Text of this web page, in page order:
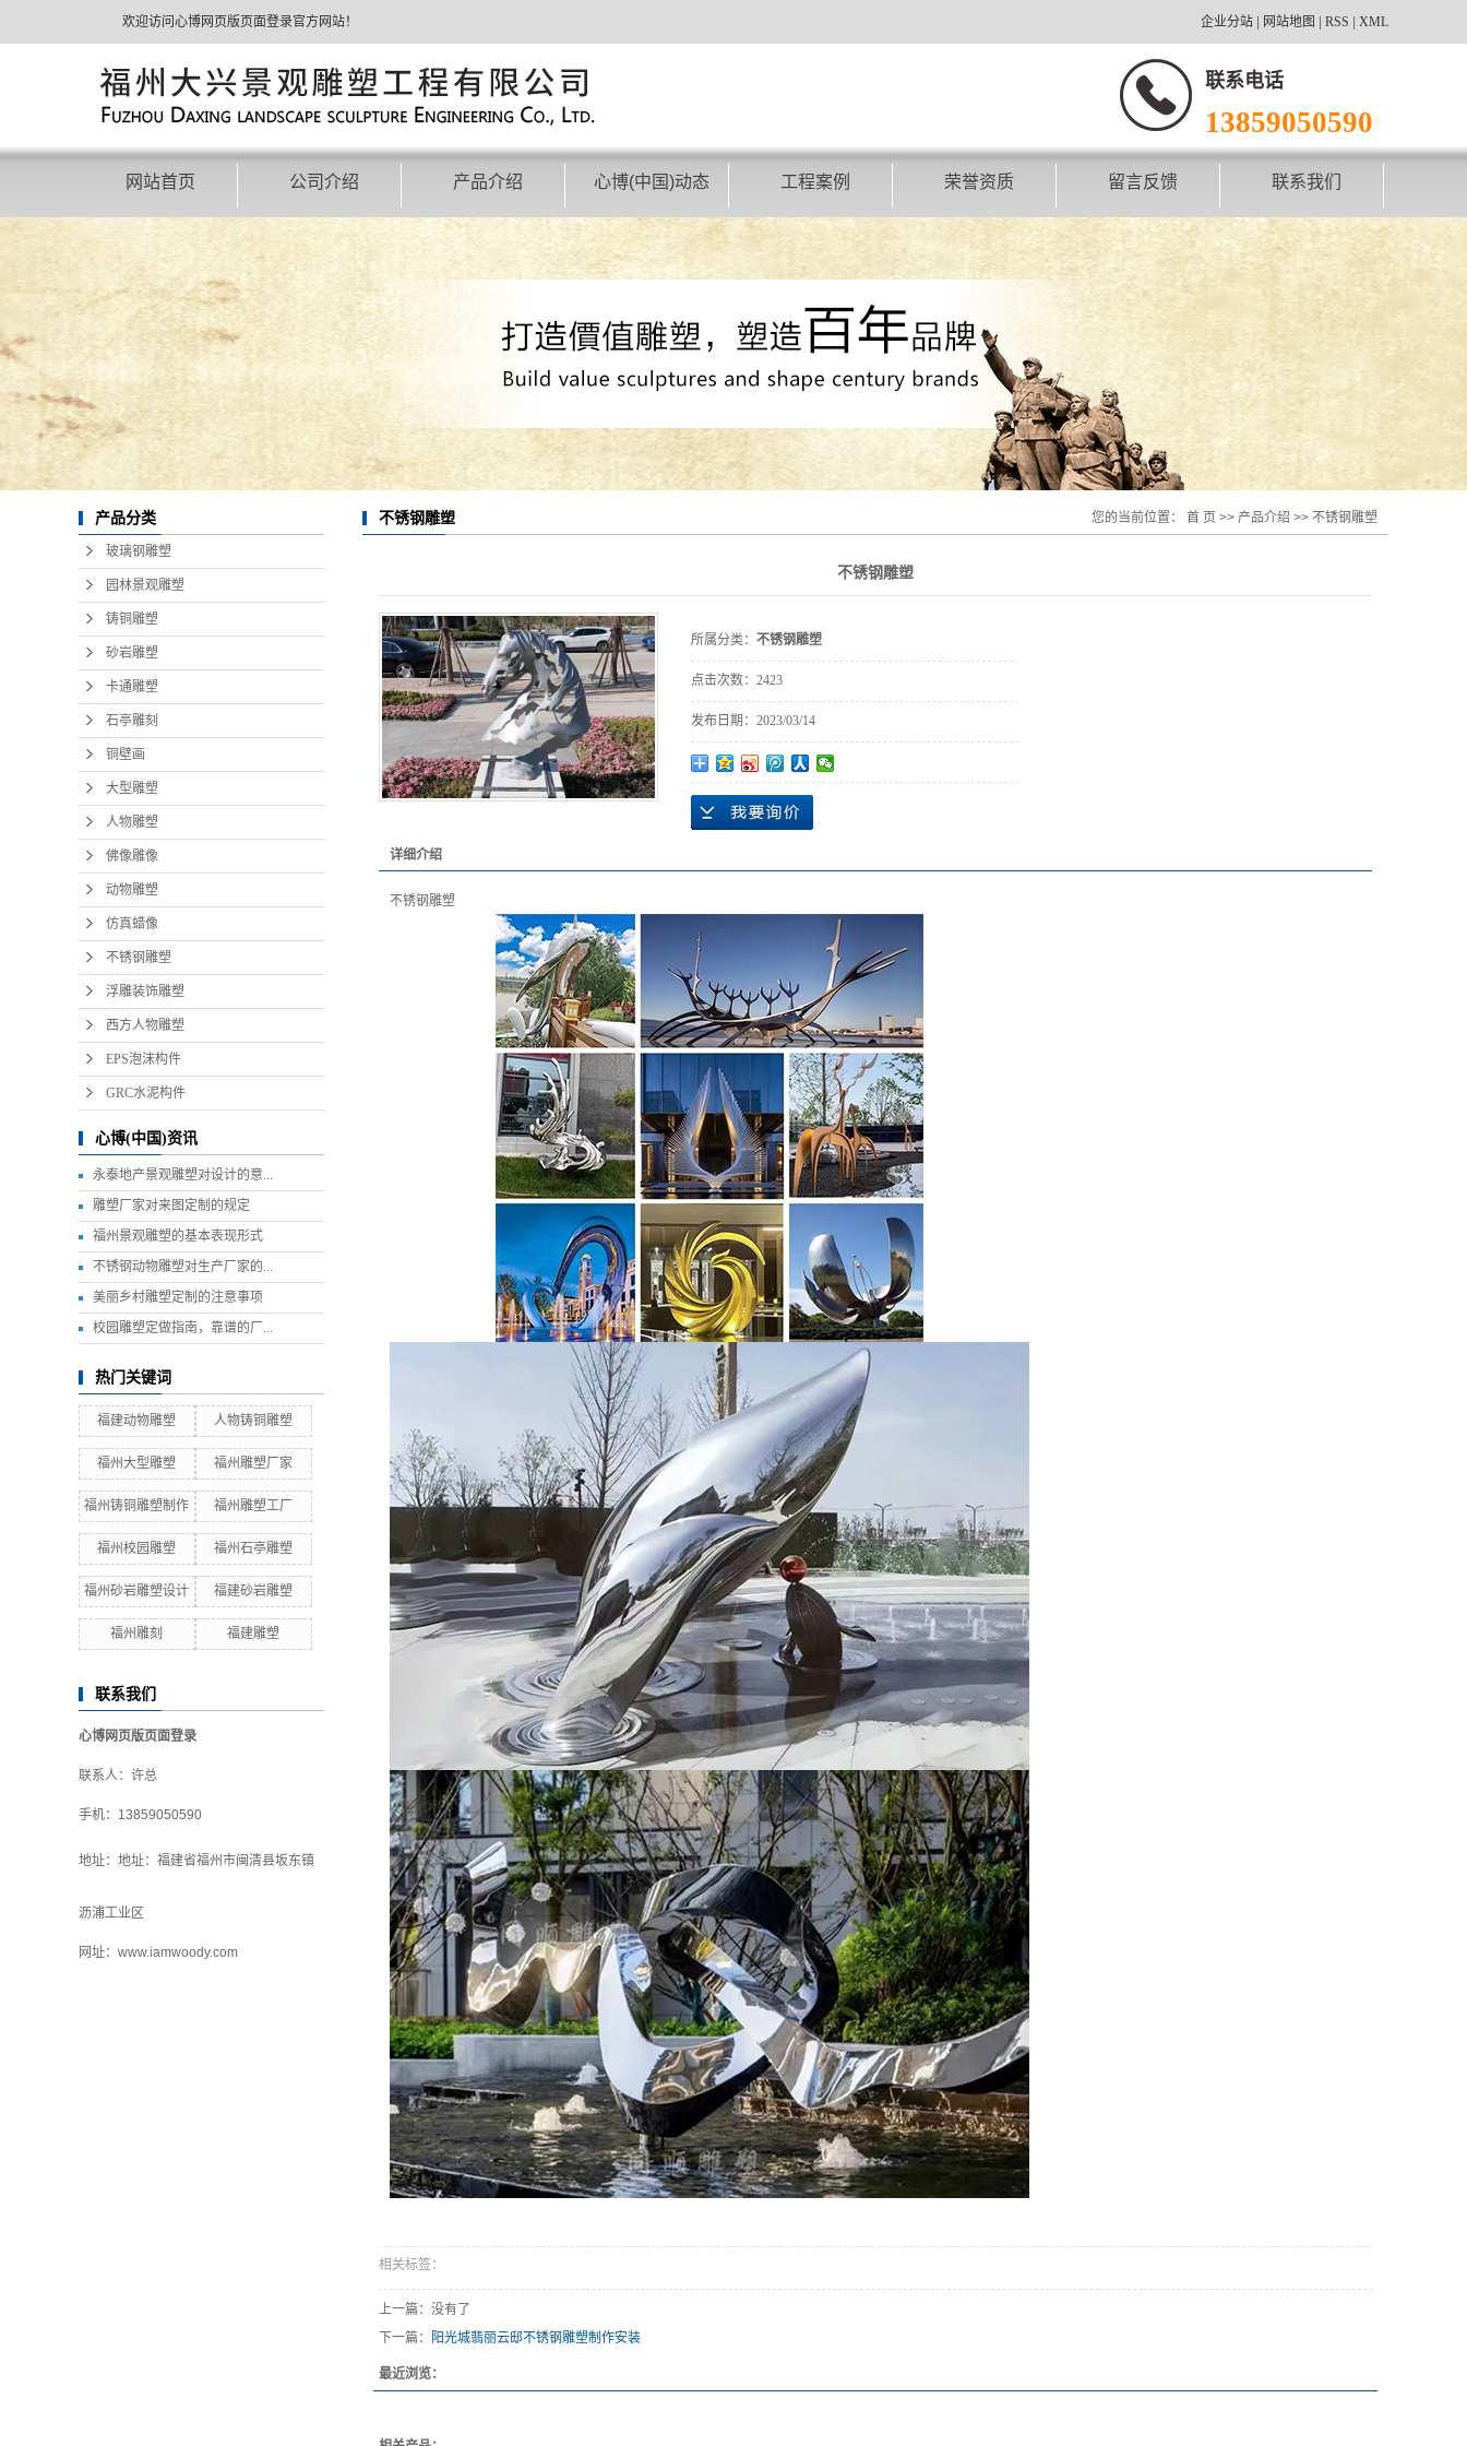
企业分站 网站地图 RSS XML
欢迎访问心博网页版页面登录官方网站！
联系电话
13859050590
网站首页 公司介绍 产品介绍 心博(中国)动态 工程案例 荣誉资质 留言反馈 联系我们
产品分类
玻璃钢雕塑
园林景观雕塑
铸铜雕塑
砂岩雕塑
卡通雕塑
石亭雕刻
铜壁画
大型雕塑
人物雕塑
佛像雕像
动物雕塑
仿真蜡像
不锈钢雕塑
浮雕装饰雕塑
西方人物雕塑
EPS泡沫构件
GRC水泥构件
心博(中国)资讯
永泰地产景观雕塑对设计的意...
雕塑厂家对来图定制的规定
福州景观雕塑的基本表现形式
不锈钢动物雕塑对生产厂家的...
美丽乡村雕塑定制的注意事项
校园雕塑定做指南，靠谱的厂...
热门关键词
福建动物雕塑 人物铸铜雕塑
福州大型雕塑 福州雕塑厂家
福州铸铜雕塑制作 福州雕塑工厂
福州校园雕塑 福州石亭雕塑
福州砂岩雕塑设计 福建砂岩雕塑
福州雕刻 福建雕塑
联系我们
心博网页版页面登录
联系人：许总
手机：13859050590
地址： 地址：福建省福州市闽清县坂东镇
沥浦工业区
网址： www.iamwoody.com
不锈钢雕塑 您的当前位置： 首 页 >> 产品介绍 >> 不锈钢雕塑
不锈钢雕塑
所属分类： 不锈钢雕塑
点击次数： 2423
发布日期： 2023/03/14
详细介绍
不锈钢雕塑
相关标签：
上一篇：没有了
下一篇：
阳光城翡丽云邸不锈钢雕塑制作安装
最近浏览：